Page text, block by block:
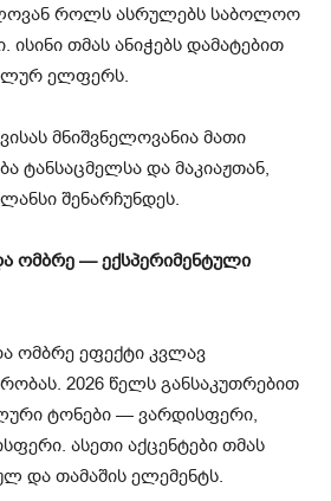
როლს ასრულებს საბოლოო
თმას ანიჭებს დამატებით
ელფერს.
მნიშვნელოვანია მათი
ტანსაცმელსა და მაკიაჟთან,
შენარჩუნდეს.
ომბრე — ექსპერიმენტული
ომბრე ეფექტი კვლავ
2026 წელს განსაკუთრებით
ტონები — ვარდისფერი,
ასეთი აქცენტები თმას
და თამაშის ელემენტს.